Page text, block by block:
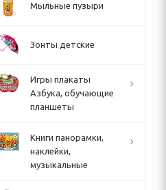
Мыльные пузыри
Зонты детские
Игры плакаты
Азбука, обучающие
планшеты
Книги панорамки,
наклейки,
музыкальные